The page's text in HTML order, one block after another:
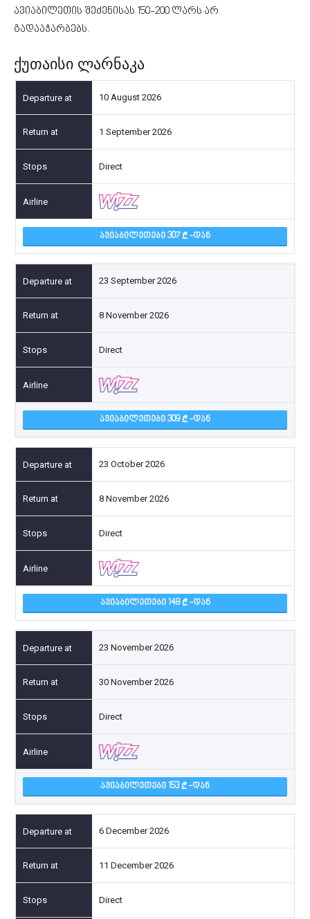
ავიაბილეთის შეძენისას 150-200 ლარს არ
გადააჭარბებს.
ქუთაისი ლარნაკა
10 August 2026
1 September 2026
Direct
ᲐᲕᲘᲐᲑᲘᲚᲔᲗᲔᲑᲘ 307 -ᲓᲐᲜ
23 September 2026
8 November 2026
Direct
ᲐᲕᲘᲐᲑᲘᲚᲔᲗᲔᲑᲘ 309 -ᲓᲐᲜ
23 October 2026
8 November 2026
Direct
ᲐᲕᲘᲐᲑᲘᲚᲔᲗᲔᲑᲘ 148 -ᲓᲐᲜ
23 November 2026
30 November 2026
Direct
ᲐᲕᲘᲐᲑᲘᲚᲔᲗᲔᲑᲘ 153 -ᲓᲐᲜ
6 December 2026
11 December 2026
Direct